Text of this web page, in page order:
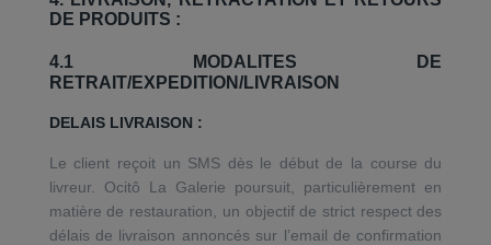
DE PRODUITS :
4.1 MODALITES DE
RETRAIT/EXPEDITION/LIVRAISON
DELAIS LIVRAISON :
Le client reçoit un SMS dès le début de la course du
livreur. Ocitô La Galerie poursuit, particulièrement en
matière de restauration, un objectif de strict respect des
délais de livraison annoncés sur l’email de confirmation